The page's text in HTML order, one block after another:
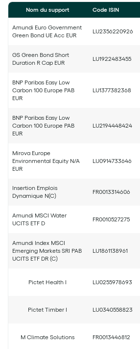
Nom du support Code ISIN
Amundi Euro Government
Green Bond UE Acc EUR
LU2356220926
GS Green Bond Short
Duration R Cap EUR
LU1922483455
BNP Paribas Easy Low
Carbon 100 Europe PAB
EUR
LU1377382368
BNP Paribas Easy Low
Carbon 100 Europe PAB
EUR
LU2194448424
Mirova Europe
Environmental Equity N/A
EUR
LU0914733646
Insertion Emplois
Dynamique N(C)
FR0013314606
Amundi MSCI Water
UCITS ETF D
FR0010527275
Amundi Index MSCI
Emerging Markets SRI PAB
UCITS ETF DR (C)
LU1861138961
Pictet Health I LU0255978693
Pictet Timber I LU0340558823
M Climate Solutions FR0013446812